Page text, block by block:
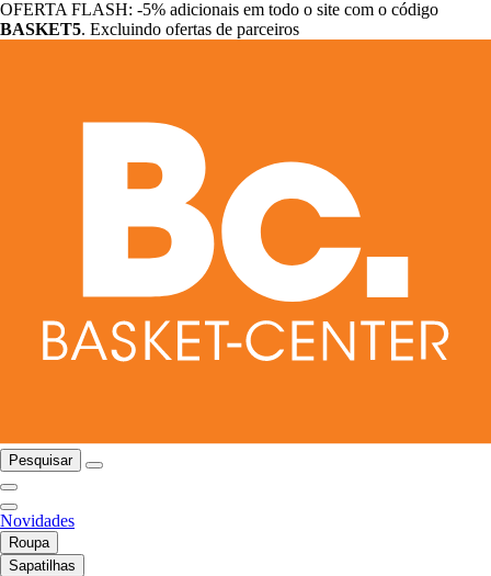
OFERTA FLASH: -5% adicionais em todo o site com o código
BASKET5. Excluindo ofertas de parceiros
Pesquisar
Novidades
Roupa
Sapatilhas